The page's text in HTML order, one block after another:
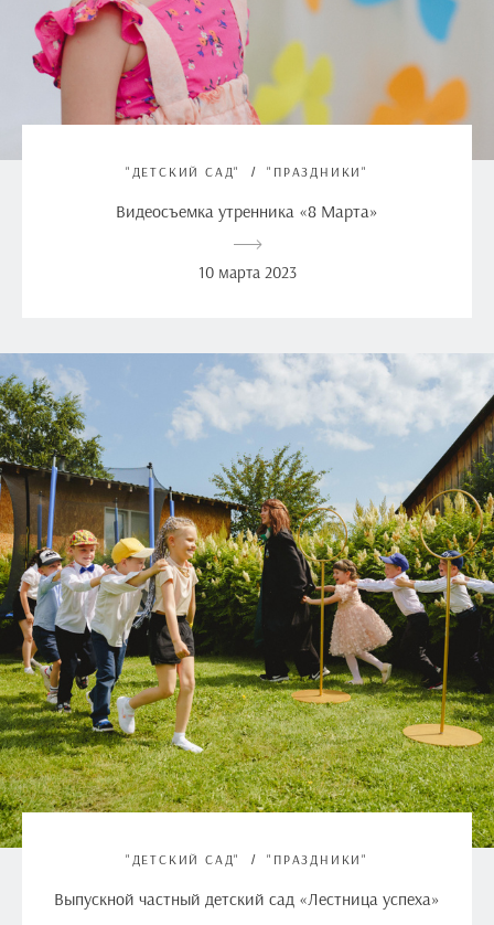
"ДЕТСКИЙ САД" "ПРАЗДНИКИ"
Видеосъемка утренника «8 Марта»
10 марта 2023
"ДЕТСКИЙ САД" "ПРАЗДНИКИ"
Выпускной частный детский сад «Лестница успеха»